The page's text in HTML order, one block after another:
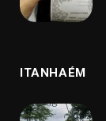
ITANHAÉM